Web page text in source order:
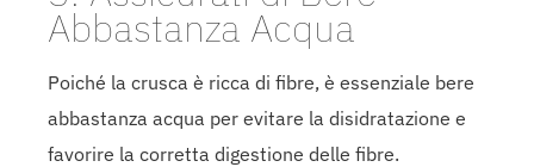
Abbastanza Acqua
Poiché la crusca è ricca di fibre, è essenziale bere
abbastanza acqua per evitare la disidratazione e
favorire la corretta digestione delle fibre.